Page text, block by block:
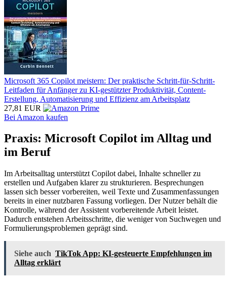
Microsoft 365 Copilot meistern: Der praktische Schritt-für-Schritt-
Leitfaden für Anfänger zu KI-gestützter Produktivität, Content-
Erstellung, Automatisierung und Effizienz am Arbeitsplatz
27,81 EUR
Bei Amazon kaufen
Praxis: Microsoft Copilot im Alltag und
im Beruf
Im Arbeitsalltag unterstützt Copilot dabei, Inhalte schneller zu
erstellen und Aufgaben klarer zu strukturieren. Besprechungen
lassen sich besser vorbereiten, weil Texte und Zusammenfassungen
bereits in einer nutzbaren Fassung vorliegen. Der Nutzer behält die
Kontrolle, während der Assistent vorbereitende Arbeit leistet.
Dadurch entstehen Arbeitsschritte, die weniger von Suchwegen und
Formulierungsproblemen geprägt sind.
Siehe auch TikTok App: KI-gesteuerte Empfehlungen im
Alltag erklärt